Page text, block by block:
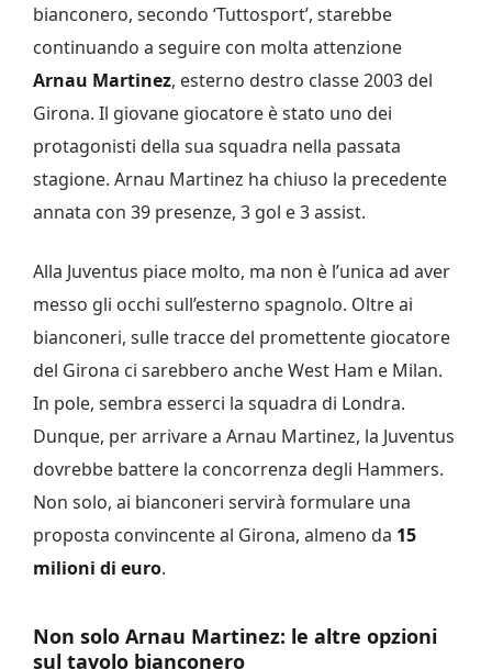
bianconero, secondo ‘Tuttosport’, starebbe
continuando a seguire con molta attenzione
Arnau Martinez, esterno destro classe 2003 del
Girona. Il giovane giocatore è stato uno dei
protagonisti della sua squadra nella passata
stagione. Arnau Martinez ha chiuso la precedente
annata con 39 presenze, 3 gol e 3 assist.
Alla Juventus piace molto, ma non è l’unica ad aver
messo gli occhi sull’esterno spagnolo. Oltre ai
bianconeri, sulle tracce del promettente giocatore
del Girona ci sarebbero anche West Ham e Milan.
In pole, sembra esserci la squadra di Londra.
Dunque, per arrivare a Arnau Martinez, la Juventus
dovrebbe battere la concorrenza degli Hammers.
Non solo, ai bianconeri servirà formulare una
proposta convincente al Girona, almeno da 15
milioni di euro.
Non solo Arnau Martinez: le altre opzioni
sul tavolo bianconero